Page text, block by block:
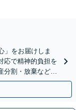
」をお届けしま
応で精神的負担を
分割・放棄などま